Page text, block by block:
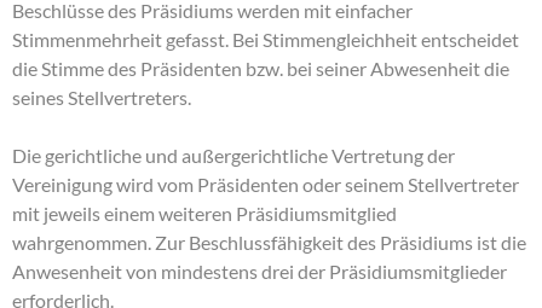
Beschlüsse des Präsidiums werden mit einfacher
Stimmenmehrheit gefasst. Bei Stimmengleichheit entscheidet
die Stimme des Präsidenten bzw. bei seiner Abwesenheit die
seines Stellvertreters.
Die gerichtliche und außergerichtliche Vertretung der
Vereinigung wird vom Präsidenten oder seinem Stellvertreter
mit jeweils einem weiteren Präsidiumsmitglied
wahrgenommen. Zur Beschlussfähigkeit des Präsidiums ist die
Anwesenheit von mindestens drei der Präsidiumsmitglieder
erforderlich.